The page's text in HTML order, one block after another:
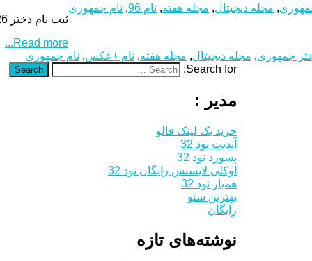
, مجله دیجیتال, مجله هفته, نام 96 , نام جمهوری
ثبت نام دختر 26 ساله برای ریاست جمهوری +عکسنفرات زیادی امروز از اقشار مختلف جامعه برای اعلام کاندیداتوری و نام نویسی برای ریاست جمهوری به وزارت کشور مراجعه کرده بودند. مریم ابراهیم وند یکی دیگر […]
Read more...
جمهوری, مجله دیجیتال, مجله هفته, نام +عکس, نام جمهوری
Search for:
Search
مدیر :
خرید بک لینک فالو
آپدیت نود 32
پسورد نود 32
اوکلی لایسنس رایگان نود 32
همیار نود 32
بهترین سئو
رایگان
نوشته‌های تازه